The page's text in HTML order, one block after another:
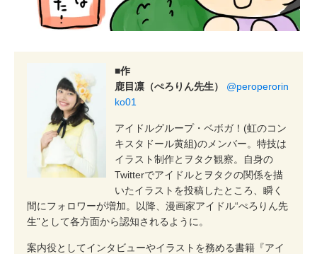
■作
鹿目凛（ぺろりん先生）
@peroperorin
ko01
アイドルグループ・ベボガ！(虹のコン
キスタドール黄組)のメンバー。特技は
イラスト制作とヲタク観察。自身の
Twitterでアイドルとヲタクの関係を描
いたイラストを投稿したところ、瞬く
間にフォロワーが増加。以降、漫画家アイドル“ぺろりん先
生”として各方面から認知されるように。
案内役としてインタビューやイラストを務める書籍『アイ